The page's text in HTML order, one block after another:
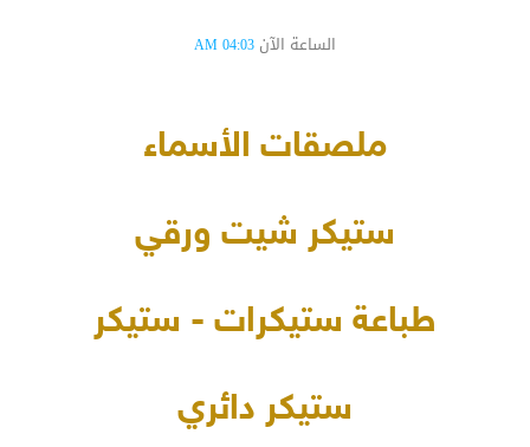
الساعة الآن 04:03 AM
ملصقات الأسماء
ستيكر شيت ورقي
طباعة ستيكرات - ستيكر
ستيكر دائري